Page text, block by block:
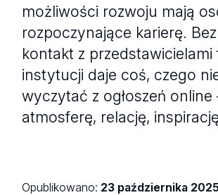
możliwości rozwoju mają
rozpoczynające karierę.
kontakt z przedstawicielami
instytucji daje coś, czego
wyczytać z ogłoszeń online
atmosferę, relację,
Opublikowano: 23 października